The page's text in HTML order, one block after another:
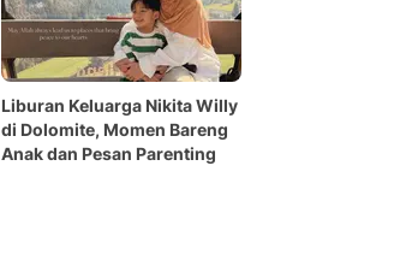
Liburan Keluarga Nikita Willy
di Dolomite, Momen Bareng
Anak dan Pesan Parenting